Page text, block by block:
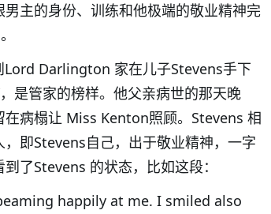
主的身份、训练和他极端的敬业精神完
Lord Darlington 家在儿子Stevens手下
是管家的榜样。他父亲病世的那天晚
病榻让 Miss Kenton照顾。Stevens 相
即Stevens自己，出于敬业精神，一字
了Stevens 的状态，比如这段：
happily at me. I smiled also